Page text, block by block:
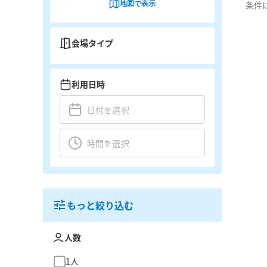
条件
地図で表示
会場タイプ
利用日時
もっと絞り込む
人数
1人